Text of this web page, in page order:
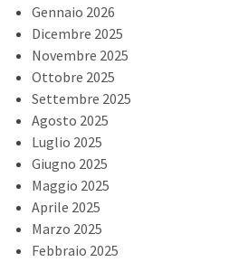
Gennaio 2026
Dicembre 2025
Novembre 2025
Ottobre 2025
Settembre 2025
Agosto 2025
Luglio 2025
Giugno 2025
Maggio 2025
Aprile 2025
Marzo 2025
Febbraio 2025